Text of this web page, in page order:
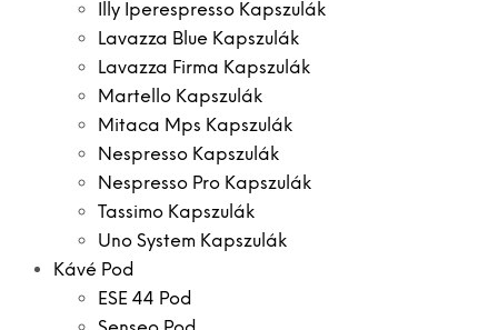
Illy Iperespresso Kapszulák
Lavazza Blue Kapszulák
Lavazza Firma Kapszulák
Martello Kapszulák
Mitaca Mps Kapszulák
Nespresso Kapszulák
Nespresso Pro Kapszulák
Tassimo Kapszulák
Uno System Kapszulák
Kávé Pod
ESE 44 Pod